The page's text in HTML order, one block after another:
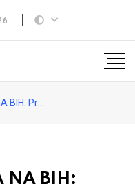
dobijaju, malo daju
NA BIH: